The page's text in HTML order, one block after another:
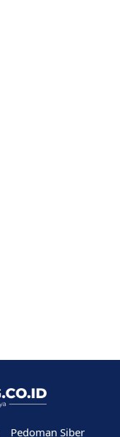
Pedoman Siber